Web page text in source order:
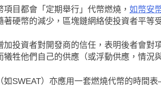
項目都會「定期舉行」代幣燃燒， 如幣安
著硬幣的減少，區塊鏈網絡使投資者平等
加投資者對開發商的信任，表明後者會對
犧牲他們自己的供應（或浮動供應，情況
如SWEAT）亦應用一套燃燒代幣的時間